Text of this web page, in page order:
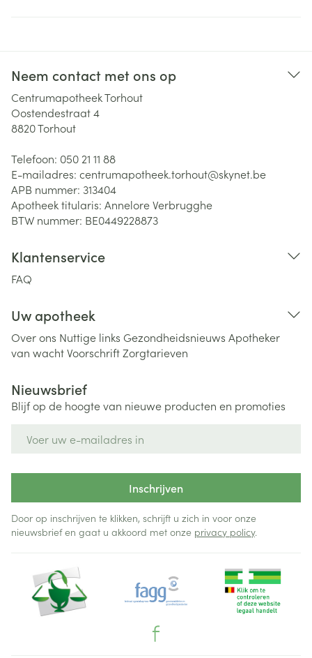
Neem contact met ons op
Centrumapotheek Torhout
Oostendestraat 4
8820Torhout
Telefoon: 050 21 11 88
E-mailadres: centrumapotheek.torhout@skynet.be
APB nummer: 313404
Apotheek titularis: Annelore Verbrugghe
BTW nummer: BE0449228873
Klantenservice
FAQ
Uw apotheek
Over ons Nuttige links Gezondheidsnieuws Apotheker
van wachtVoorschriftZorgtarieven
Nieuwsbrief
Blijf op de hoogte van nieuwe producten en promoties
Inschrijven
Door op inschrijven te klikken, schrijft u zich in voor onze
nieuwsbrief en gaat u akkoord met onze privacy policy.